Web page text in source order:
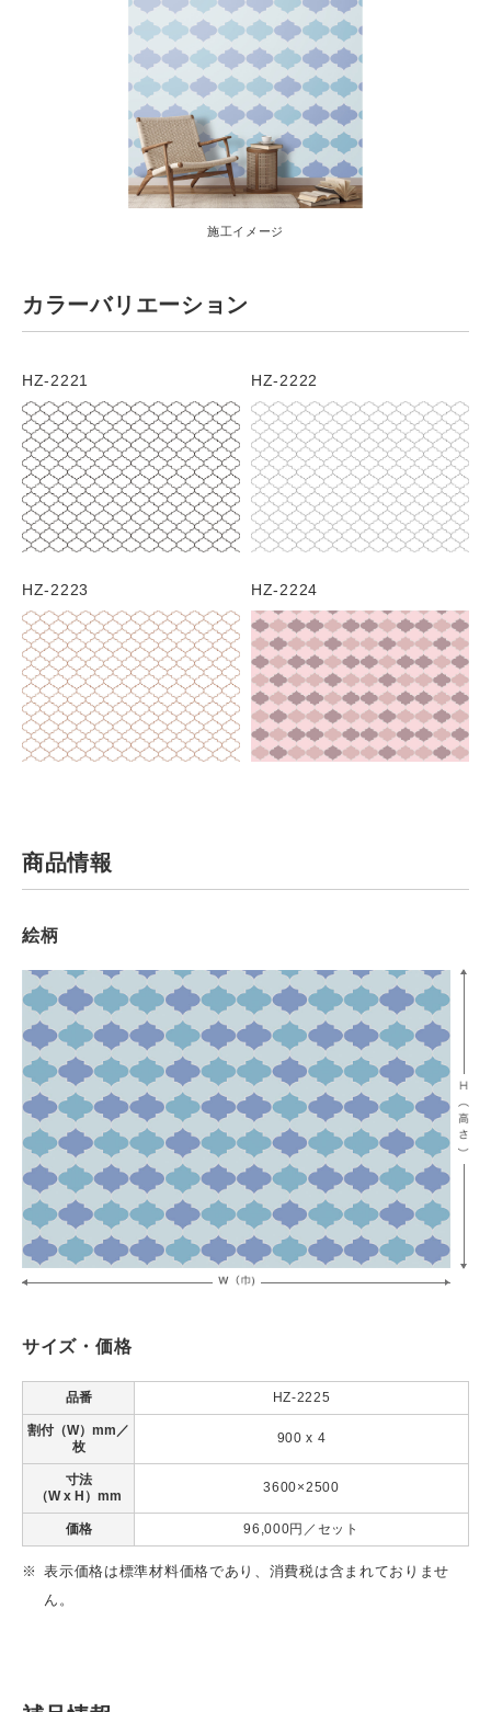
施工イメージ
カラーバリエーション
HZ-2221 HZ-2222
HZ-2223 HZ-2224
商品情報
絵柄
サイズ・価格
品番 HZ-2225
割付（W）mm／
枚
900 x 4
寸法
（W x H）mm
3600×2500
価格 96,000円／セット
表示価格は標準材料価格であり、消費税は含まれておりませ
ん。